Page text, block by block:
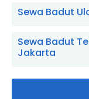
Sewa Badut
Sewa Badut
Jakarta